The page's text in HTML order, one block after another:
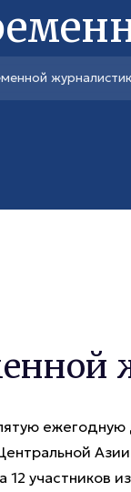
участников